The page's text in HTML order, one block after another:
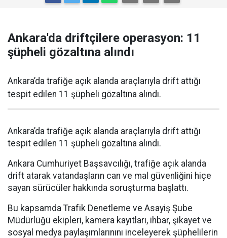
Ankara'da driftçilere operasyon: 11
şüpheli gözaltına alındı
Ankara’da trafiğe açık alanda araçlarıyla drift attığı
tespit edilen 11 şüpheli gözaltına alındı.
Ankara’da trafiğe açık alanda araçlarıyla drift attığı
tespit edilen 11 şüpheli gözaltına alındı.
Ankara Cumhuriyet Başsavcılığı, trafiğe açık alanda
drift atarak vatandaşların can ve mal güvenliğini hiçe
sayan sürücüler hakkında soruşturma başlattı.
Bu kapsamda Trafik Denetleme ve Asayiş Şube
Müdürlüğü ekipleri, kamera kayıtları, ihbar, şikayet ve
sosyal medya paylaşımlarınını inceleyerek şüphelilerin